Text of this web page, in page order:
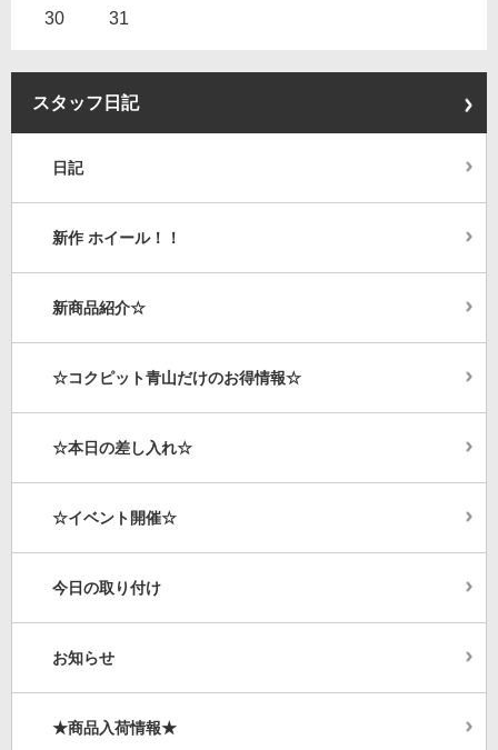
30 31
スタッフ日記
日記
新作 ホイール！！
新商品紹介☆
☆コクピット青山だけのお得情報☆
☆本日の差し入れ☆
☆イベント開催☆
今日の取り付け
お知らせ
★商品入荷情報★